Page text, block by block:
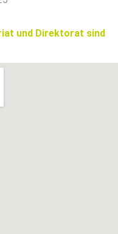
und Direktorat sind